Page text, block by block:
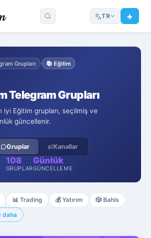
TR
Grupları › 📚 Eğitim
Telegram Grupları
iyi Eğitim grupları, seçilmiş ve
güncellenir.
Gruplar Kanallar
108
GRUPLAR
Günlük
GÜNCELLEME
📊 Trading 💰 Yatırım 🎲 Bahis
daha